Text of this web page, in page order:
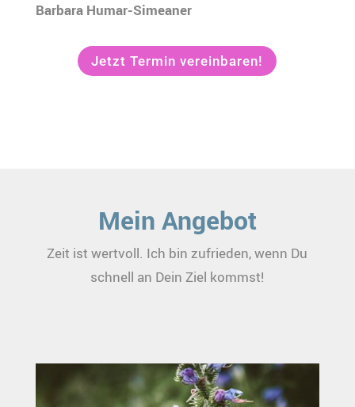
Barbara Humar-Simeaner
Jetzt Termin vereinbaren!
Mein Angebot
Zeit ist wertvoll. Ich bin zufrieden, wenn Du
schnell an Dein Ziel kommst!